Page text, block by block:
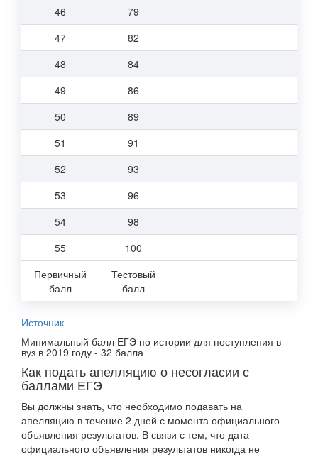
46
79
47
82
48
84
49
86
50
89
51
91
52
93
53
96
54
98
55
100
Первичный
балл
Тестовый
балл
Источник
Минимальный балл ЕГЭ по истории для поступления в
вуз в 2019 году - 32 балла
Как подать апелляцию о несогласии с
баллами ЕГЭ
Вы должны знать, что необходимо подавать на
апелляцию в течение 2 дней с момента официального
объявления результатов. В связи с тем, что дата
официального объявления результатов никогда не